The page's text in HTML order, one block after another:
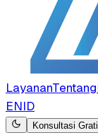
LayananTentang
ENID
Konsultasi